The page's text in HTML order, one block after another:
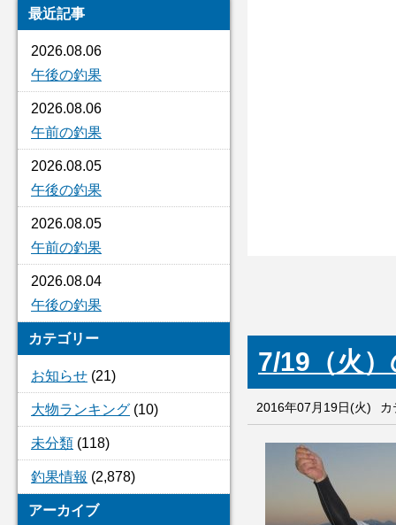
最近記事
2026.08.06
午後の釣果
2026.08.06
午前の釣果
2026.08.05
午後の釣果
2026.08.05
午前の釣果
2026.08.04
午後の釣果
カテゴリー
お知らせ (21)
大物ランキング (10)
未分類 (118)
釣果情報 (2,878)
アーカイブ
7/19（火
2016年07月19日(火) カ